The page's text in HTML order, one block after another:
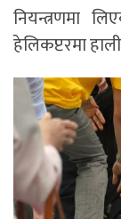
नियन्त्रणमा
हेलिकप्टरमा